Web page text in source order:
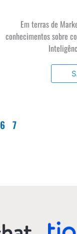
Em terras de
conhecimentos sobre
6 7